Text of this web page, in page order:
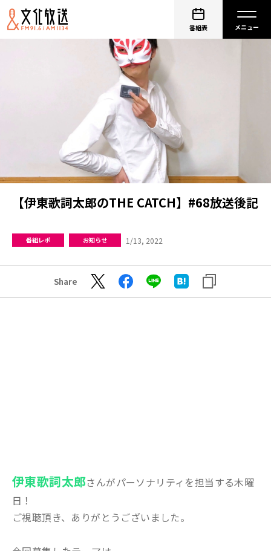
番組表
【伊東歌詞太郎のTHE CATCH】#68放送後記
番組レポ お知らせ 1/13, 2022
Share
伊東歌詞太郎さんがパーソナリティを担当する木曜
日！
ご視聴頂き、ありがとうございました。